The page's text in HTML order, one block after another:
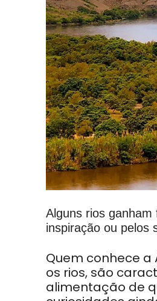
Alguns rios
inspiração ou pelos
Quem conhece a
os rios, são
alimentação de